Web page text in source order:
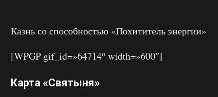
Казнь со способностью «Похититель энергии»
[WPGP gif_id=»64714″ width=»600″]
Карта «Святыня»